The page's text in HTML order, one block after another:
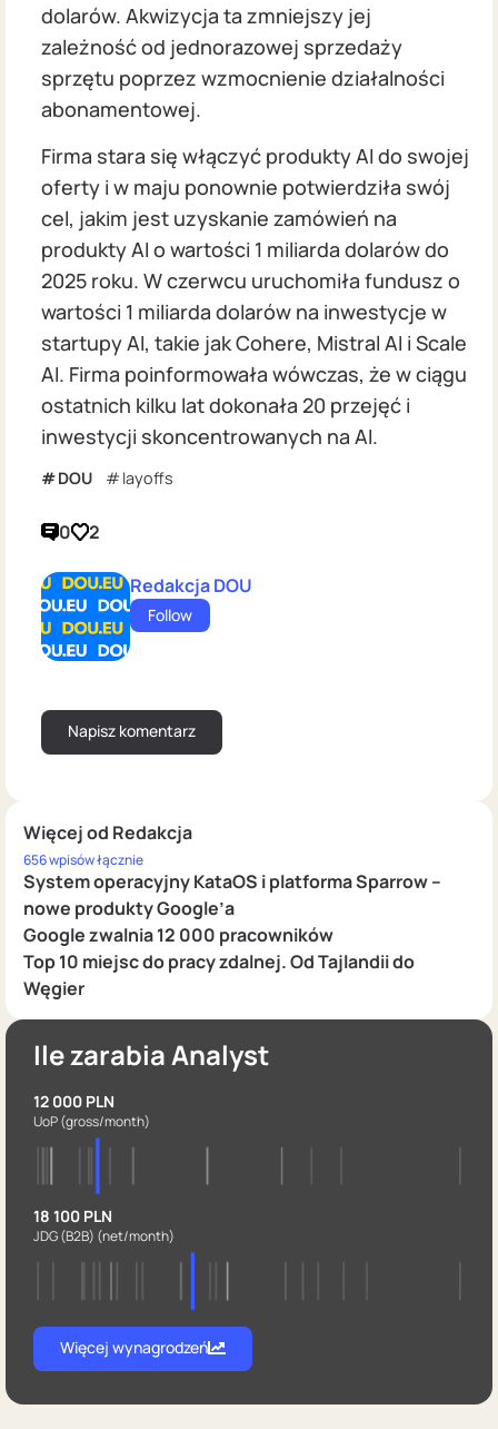
Więcej od Redakcja
656 wpisów łącznie
System operacyjny KataOS i platforma Sparrow –
nowe produkty Google’a
Google zwalnia 12 000 pracowników
Top 10 miejsc do pracy zdalnej. Od Tajlandii do
Węgier
dolarów. Akwizycja ta zmniejszy jej
zależność od jednorazowej sprzedaży
sprzętu poprzez wzmocnienie działalności
abonamentowej.
Firma stara się włączyć produkty AI do swojej
oferty i w maju ponownie potwierdziła swój
cel, jakim jest uzyskanie zamówień na
produkty AI o wartości 1 miliarda dolarów do
2025 roku. W czerwcu uruchomiła fundusz o
wartości 1 miliarda dolarów na inwestycje w
startupy AI, takie jak Cohere, Mistral AI i Scale
AI. Firma poinformowała wówczas, że w ciągu
ostatnich kilku lat dokonała 20 przejęć i
inwestycji skoncentrowanych na AI.
DOU layoffs
0 2
Redakcja DOU
Follow
Ile zarabia Analyst
12 000 PLN
UoP(gross/month)
18 100 PLN
JDG (B2B) (net/month)
Więcej wynagrodzeń